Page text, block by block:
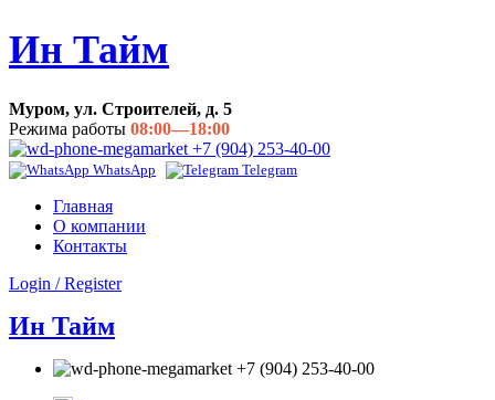
Ин Тайм
Муром, ул. Строителей, д. 5
Режима работы 08:00—18:00
+7 (904) 253-40-00
WhatsApp Telegram
Главная
О компании
Контакты
Login / Register
Ин Тайм
+7 (904) 253-40-00